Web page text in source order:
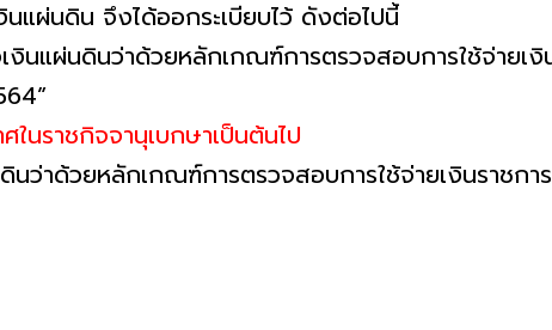
แผ่นดิน จึงได้ออกระเบียบไว้ ดังต่อไปนี้
งินแผ่นดินว่าด้วยหลักเกณฑ์การตรวจสอบการใช้จ่ายเงิ
นราชกิจจานุเบกษาเป็นต้นไป
ว่าด้วยหลักเกณฑ์การตรวจสอบการใช้จ่ายเงินราชกา